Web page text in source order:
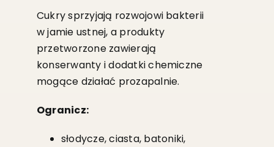
Cukry sprzyjają rozwojowi bakterii
w jamie ustnej, a produkty
przetworzone zawierają
konserwanty i dodatki chemiczne
mogące działać prozapalnie.
Ogranicz:
słodycze, ciasta, batoniki,